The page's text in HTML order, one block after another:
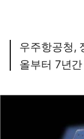
우주항공청,
올부터 7년간